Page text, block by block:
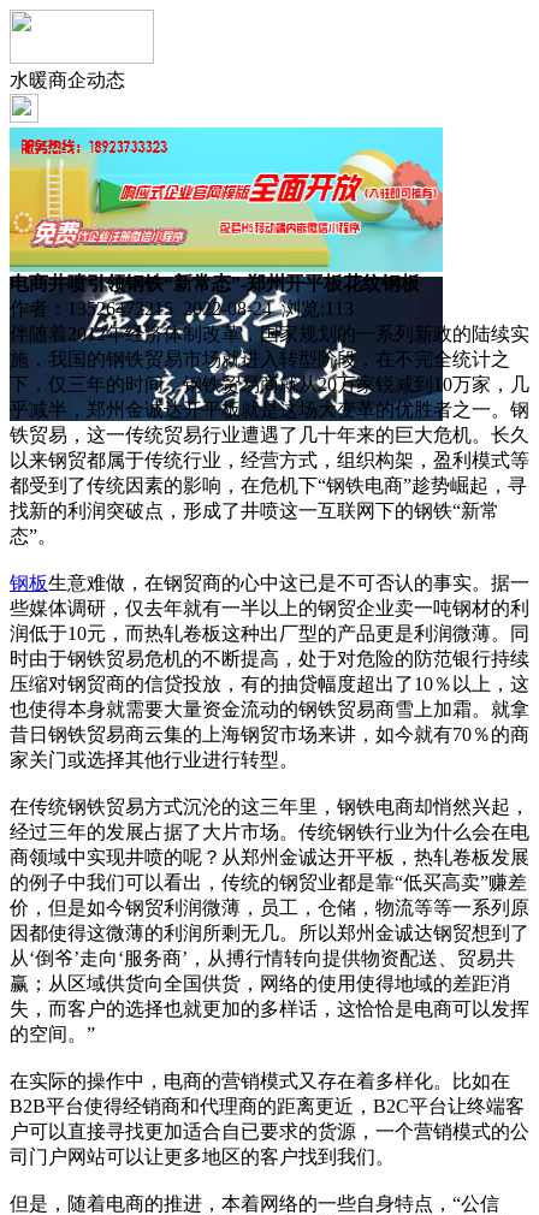
水暖商企动态
电商井喷引领钢铁“新常态”-郑州开平板花纹钢板
作者：13526472215 2022-08-24 浏览:113
伴随着2012年经济体制改革，国家规划的一系列新政的陆续实
施，我国的钢铁贸易市场就进入转型阶段，在不完全统计之
下，仅三年的时间，钢铁贸易商就从20万家锐减到10万家，几
乎减半，郑州金诚达开平板就是这场大变革的优胜者之一。钢
铁贸易，这一传统贸易行业遭遇了几十年来的巨大危机。长久
以来钢贸都属于传统行业，经营方式，组织构架，盈利模式等
都受到了传统因素的影响，在危机下“钢铁电商”趁势崛起，寻
找新的利润突破点，形成了井喷这一互联网下的钢铁“新常
态”。
钢板生意难做，在钢贸商的心中这已是不可否认的事实。据一
些媒体调研，仅去年就有一半以上的钢贸企业卖一吨钢材的利
润低于10元，而热轧卷板这种出厂型的产品更是利润微薄。同
时由于钢铁贸易危机的不断提高，处于对危险的防范银行持续
压缩对钢贸商的信贷投放，有的抽贷幅度超出了10％以上，这
也使得本身就需要大量资金流动的钢铁贸易商雪上加霜。就拿
昔日钢铁贸易商云集的上海钢贸市场来讲，如今就有70％的商
家关门或选择其他行业进行转型。
在传统钢铁贸易方式沉沦的这三年里，钢铁电商却悄然兴起，
经过三年的发展占据了大片市场。传统钢铁行业为什么会在电
商领域中实现井喷的呢？从郑州金诚达开平板，热轧卷板发展
的例子中我们可以看出，传统的钢贸业都是靠“低买高卖”赚差
价，但是如今钢贸利润微薄，员工，仓储，物流等等一系列原
因都使得这微薄的利润所剩无几。所以郑州金诚达钢贸想到了
从‘倒爷’走向‘服务商’，从搏行情转向提供物资配送、贸易共
赢；从区域供货向全国供货，网络的使用使得地域的差距消
失，而客户的选择也就更加的多样话，这恰恰是电商可以发挥
的空间。”
在实际的操作中，电商的营销模式又存在着多样化。比如在
B2B平台使得经销商和代理商的距离更近，B2C平台让终端客
户可以直接寻找更加适合自已要求的货源，一个营销模式的公
司门户网站可以让更多地区的客户找到我们。
但是，随着电商的推进，本着网络的一些自身特点，“公信